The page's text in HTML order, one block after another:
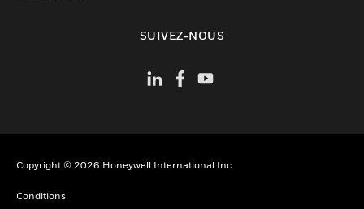
SUIVEZ-NOUS
Copyright © 2026 Honeywell International Inc
Conditions